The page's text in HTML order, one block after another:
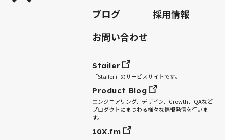
ブログ
採用情報
お問い合わせ
Stailer
「Stailer」のサービスサイトです。
Product Blog
エンジニアリング、デザイン、Growth、QAなど
プロダクトにまつわる様々な情報発信を行いま
す。
10X.fm